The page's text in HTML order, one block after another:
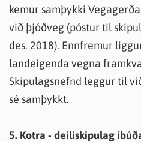
kemur samþykki
við þjóðveg (póstur til
des. 2018). Ennfremur
landeigenda vegna
Skipulagsnefnd leggur til
sé samþykkt.
5. Kotra - deiliskipulag